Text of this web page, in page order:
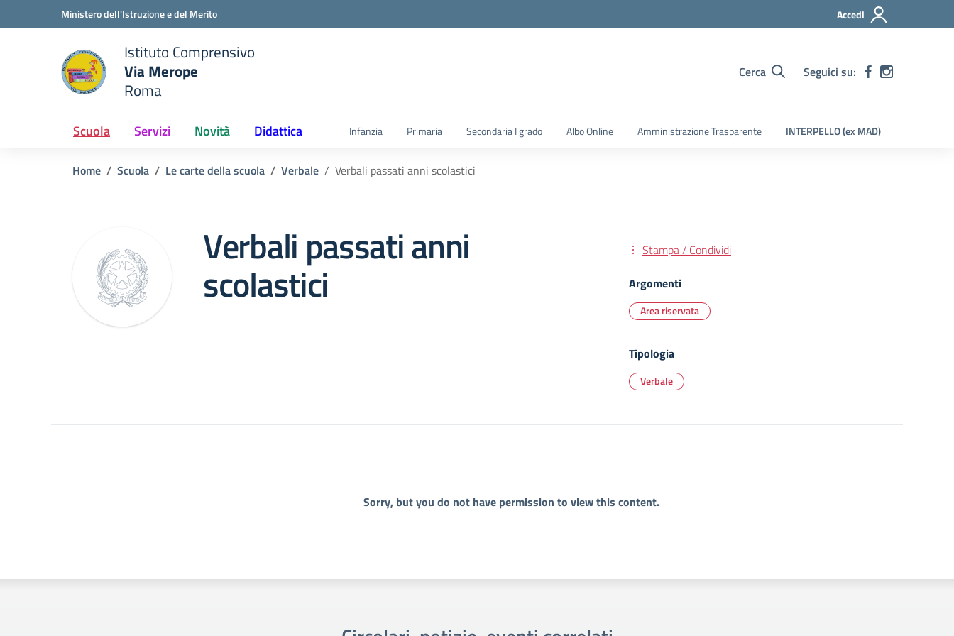
Vai ai contenuti
Vai al menu di navigazioneMinistero dell'Istruzione e del Merito Accedi
scuola
Istituto Comprensivo
Via Merope
Roma
Cerca Seguici su:
Scuola Servizi Novità Didattica Infanzia Primaria Secondaria I grado Albo Online Amministrazione Trasparente INTERPELLO (ex MAD)
Home Scuola Le carte della scuola Verbale Verbali passati anni scolastici
Verbali passati anni
scolastici
Stampa / Condividi
Argomenti
Area riservata
Tipologia
Verbale
Sorry, but you do not have permission to view this content.